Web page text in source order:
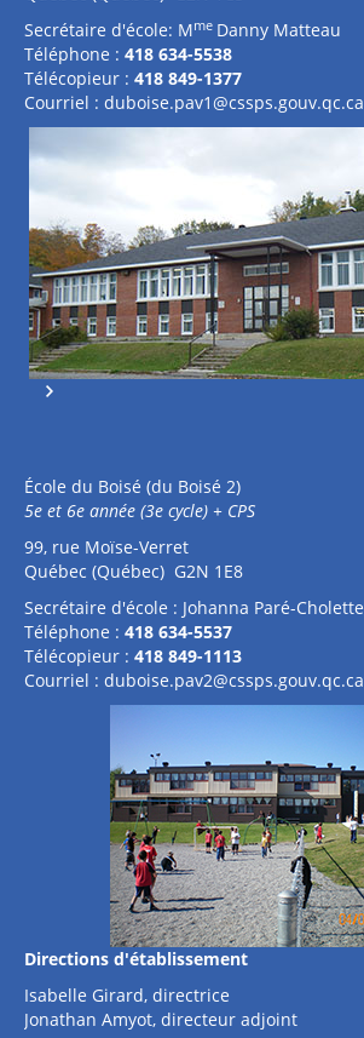
Secrétaire d'école: Mme Danny Matteau
Téléphone : 418 634-5538
Télécopieur : 418 849-1377
Courriel : duboise.pav1@cssps.gouv.qc.ca
École du Boisé (du Boisé 2)
5e et 6e année (3e cycle) + CPS
99, rue Moïse-Verret
Québec (Québec) G2N 1E8
Secrétaire d'école : Johanna Paré-Cholette
Téléphone : 418 634-5537
Télécopieur : 418 849-1113
Courriel : duboise.pav2@cssps.gouv.qc.ca
Directions d'établissement
Isabelle Girard, directrice
Jonathan Amyot, directeur adjoint